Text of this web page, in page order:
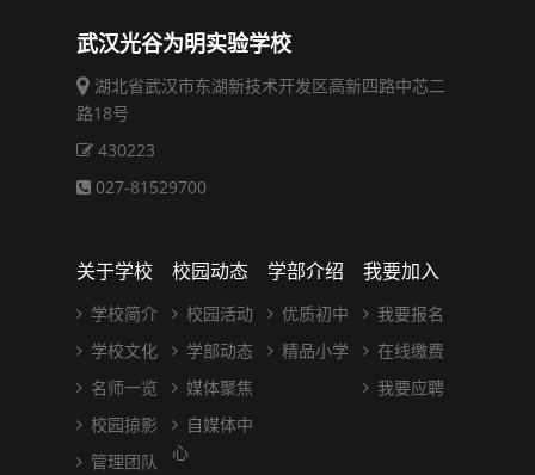
武汉光谷为明实验学校
湖北省武汉市东湖新技术开发区高新四路中芯二
路18号
430223
027-81529700
关于学校
学校简介
学校文化
名师一览
校园掠影
管理团队
校园动态
校园活动
学部动态
媒体聚焦
自媒体中
心
学部介绍
优质初中
精品小学
我要加入
我要报名
在线缴费
我要应聘